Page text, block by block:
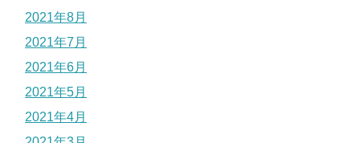
2021年8月
2021年7月
2021年6月
2021年5月
2021年4月